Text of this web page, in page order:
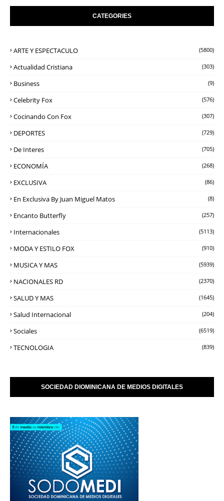
CATEGORIES
ARTE Y ESPECTACULO (5800)
Actualidad Cristiana (303)
Business (9)
Celebrity Fox (576)
Cocinando Con Fox (307)
DEPORTES (729)
De Interes (705)
ECONOMÍA (268)
EXCLUSIVA (86)
En Exclusiva By Juan Miguel Matos (8)
Encanto Butterfly (257)
Internacionales (5113)
MODA Y ESTILO FOX (910)
MUSICA Y MAS (5939)
NACIONALES RD (2370)
SALUD Y MAS (1645)
Salud Internacional (204)
Sociales (6519)
TECNOLOGIA (839)
SOCIEDAD DIOMINICANA DE MEDIOS DIGITALES